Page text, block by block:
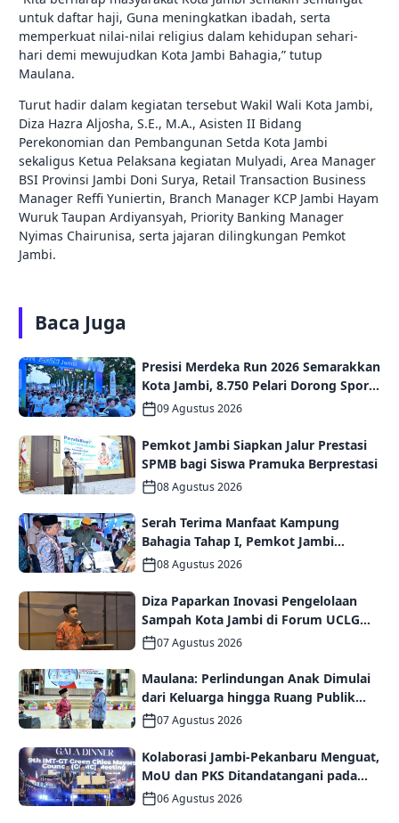
untuk daftar haji, Guna meningkatkan ibadah, serta
memperkuat nilai-nilai religius dalam kehidupan sehari-
hari demi mewujudkan Kota Jambi Bahagia,” tutup
Maulana.
Turut hadir dalam kegiatan tersebut Wakil Wali Kota Jambi,
Diza Hazra Aljosha, S.E., M.A., Asisten II Bidang
Perekonomian dan Pembangunan Setda Kota Jambi
sekaligus Ketua Pelaksana kegiatan Mulyadi, Area Manager
BSI Provinsi Jambi Doni Surya, Retail Transaction Business
Manager Reffi Yuniertin, Branch Manager KCP Jambi Hayam
Wuruk Taupan Ardiyansyah, Priority Banking Manager
Nyimas Chairunisa, serta jajaran dilingkungan Pemkot
Jambi.
Baca Juga
Presisi Merdeka Run 2026 Semarakkan
Kota Jambi, 8.750 Pelari Dorong Sport
Tourism dan Ekonomi Daerah
09 Agustus 2026
Pemkot Jambi Siapkan Jalur Prestasi
SPMB bagi Siswa Pramuka Berprestasi
08 Agustus 2026
Serah Terima Manfaat Kampung
Bahagia Tahap I, Pemkot Jambi
Targetkan Potensi Pengembangan
08 Agustus 2026
Diza Paparkan Inovasi Pengelolaan
Sampah Kota Jambi di Forum UCLG
ASPAC, Dorong Kolaborasi Menuju
07 Agustus 2026
Maulana: Perlindungan Anak Dimulai
dari Keluarga hingga Ruang Publik
yang Ramah
07 Agustus 2026
Kolaborasi Jambi-Pekanbaru Menguat,
MoU dan PKS Ditandatangani pada
Gala Dinner GCMC IMT-GT ke-9 Tahun
06 Agustus 2026